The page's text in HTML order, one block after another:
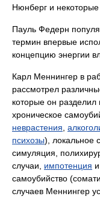
Нюнберг и некоторые
Пауль Федерн
термин впервые
концепцию энергии
Карл Меннингер в
рассмотрел
которые он разделил
хроническое
неврастения
психозы), локальное
симуляция,
случаи, импотенция и
самоубийство
случаев Меннингер